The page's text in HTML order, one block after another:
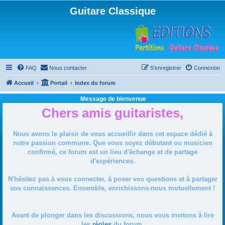
Guitare Classique
FAQ Nous contacter Connexion
S’enregistrer
Accueil Portail Index du forum
Message de bienvenue
Chers amis guitaristes,
Nous avons le plaisir de vous accueillir dans cet espace dédié à
notre passion commune. Que vous soyez débutant ou musicien
confirmé, ce forum est un lieu d'échange et de partage
d'expériences.
N'hésitez pas à vous connecter, à poser vos questions et à partager
vos connaissances. Ensemble, enrichissons-nous mutuellement !
Avant de plonger dans les discussions, nous vous invitons à lire